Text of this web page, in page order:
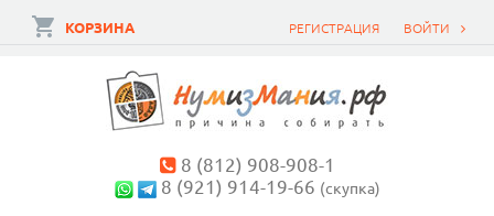
ВОЙТИ
РЕГИСТРАЦИЯ
КОРЗИНА
8 (812) 908-908-1
8 (921) 914-19-66 (скупка)